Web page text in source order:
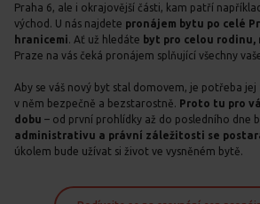
Praha 6, ale i okrajovější části, kam patří
východ. U nás najdete pronájem bytu po celé
hranicemi. Ať už hledáte byt pro celou rodinu,
Praze na vás čeká pronájem splňující všechny
Aby se váš nový byt stal domovem, je potřeba
v něm bezpečně a bezstarostně. Proto tu pro
dobu – od první prohlídky až do posledního dne
administrativu a právní záležitosti se
úkolem bude užívat si život ve vysněném bytě.